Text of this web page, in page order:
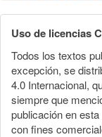
Uso de licencias
Todos los textos
excepción, se
4.0 Internacional,
siempre que
publicación en
con fines